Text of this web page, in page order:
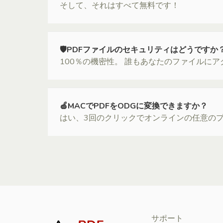
そして、それはすべて無料です！
🛡PDFファイルのセキュリティはどうですか
100％の機密性。 誰もあなたのファイルに
🍏MACでPDFをODGに変換できますか？
はい、3回のクリックでオンラインの任意の
サポート